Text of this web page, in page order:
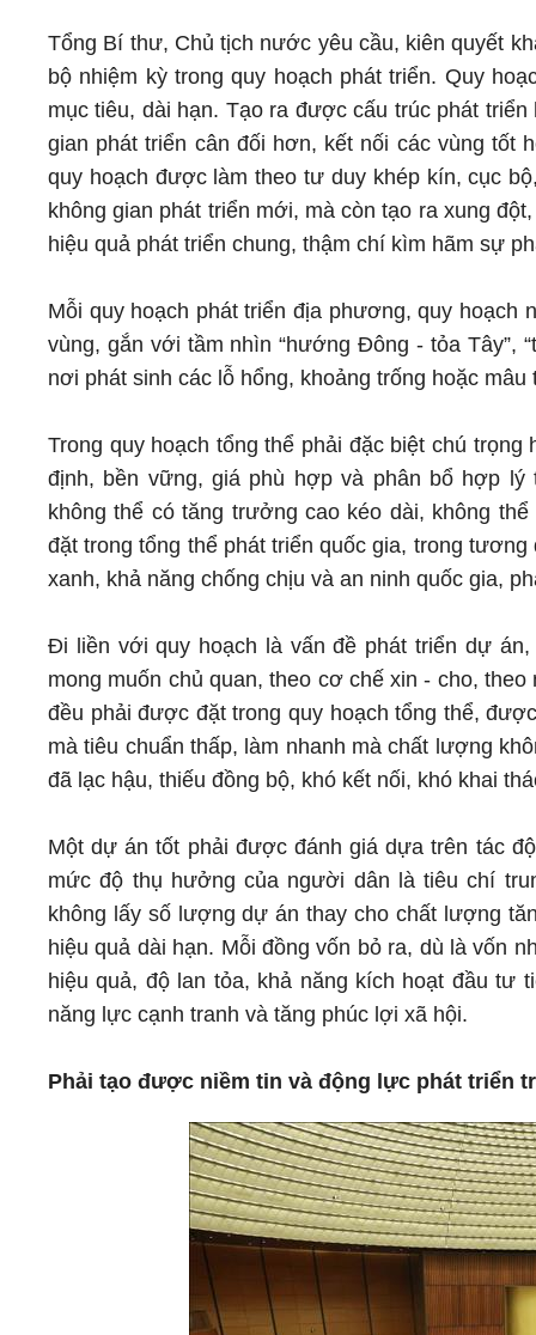
Tổng Bí thư, Chủ tịch nước yêu cầu, kiên quyết
bộ nhiệm kỳ trong quy hoạch phát triển. Quy
mục tiêu, dài hạn. Tạo ra được cấu trúc phát
gian phát triển cân đối hơn, kết nối các vùng
quy hoạch được làm theo tư duy khép kín, cục
không gian phát triển mới, mà còn tạo ra xung
hiệu quả phát triển chung, thậm chí kìm hãm sự
Mỗi quy hoạch phát triển địa phương, quy hoạch
vùng, gắn với tầm nhìn “hướng Đông - tỏa Tây”,
nơi phát sinh các lỗ hổng, khoảng trống hoặc
Trong quy hoạch tổng thể phải đặc biệt chú
định, bền vững, giá phù hợp và phân bổ hợp lý
không thể có tăng trưởng cao kéo dài, không
đặt trong tổng thể phát triển quốc gia, trong
xanh, khả năng chống chịu và an ninh quốc gia,
Đi liền với quy hoạch là vấn đề phát triển dự
mong muốn chủ quan, theo cơ chế xin - cho,
đều phải được đặt trong quy hoạch tổng thể,
mà tiêu chuẩn thấp, làm nhanh mà chất lượng
đã lạc hậu, thiếu đồng bộ, khó kết nối, khó khai
Một dự án tốt phải được đánh giá dựa trên tác
mức độ thụ hưởng của người dân là tiêu chí
không lấy số lượng dự án thay cho chất lượng
hiệu quả dài hạn. Mỗi đồng vốn bỏ ra, dù là vốn
hiệu quả, độ lan tỏa, khả năng kích hoạt đầu tư
năng lực cạnh tranh và tăng phúc lợi xã hội.
Phải tạo được niềm tin và động lực phát triển